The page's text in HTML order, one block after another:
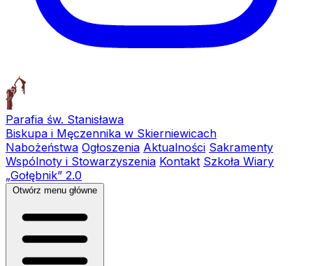
Parafia św. Stanisława
Biskupa i Męczennika w Skierniewicach
Nabożeństwa Ogłoszenia Aktualności Sakramenty
Wspólnoty i Stowarzyszenia Kontakt Szkoła Wiary
„Gołębnik” 2.0
Otwórz menu główne